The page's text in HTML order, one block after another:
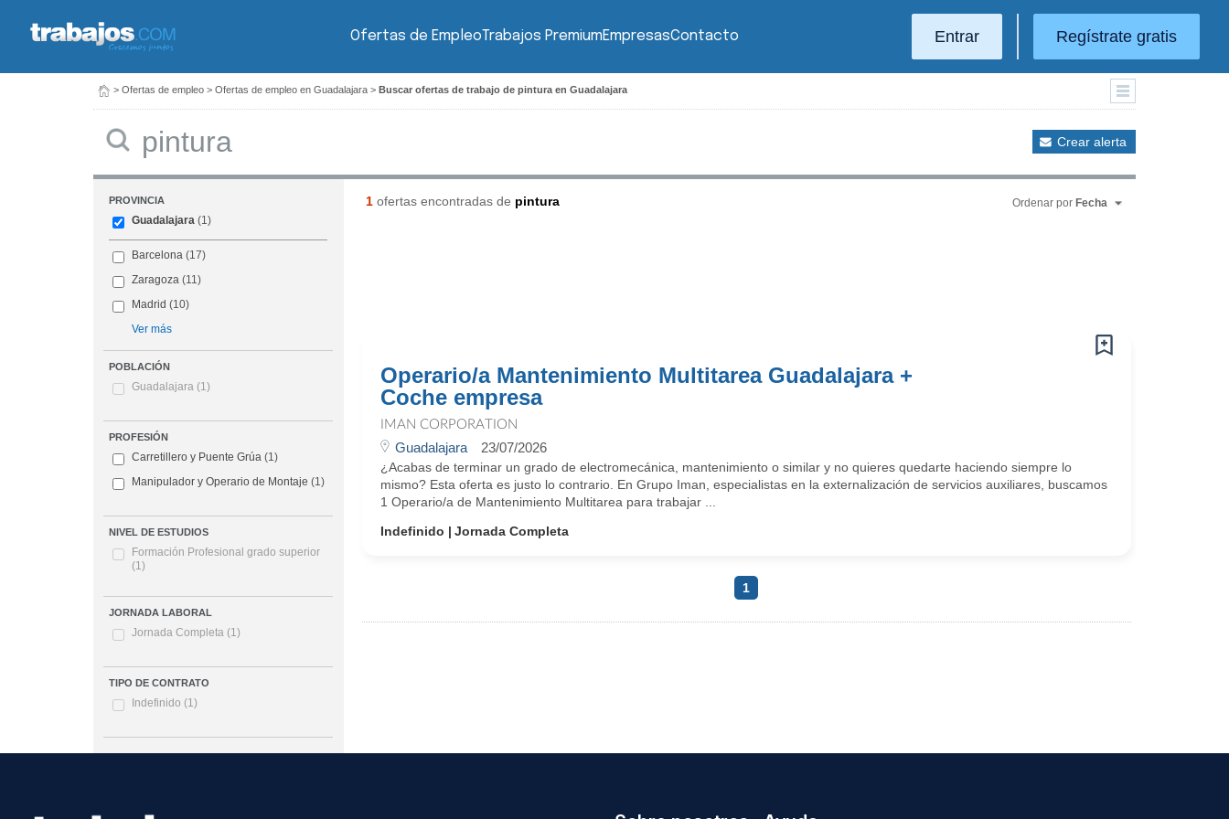
Ofertas de EmpleoTrabajos PremiumEmpresasContacto Entrar Regístrate gratis
> Ofertas de empleo > Ofertas de empleo en Guadalajara > Buscar ofertas de trabajo de pintura en Guadalajara
Crear alerta
PROVINCIA
Guadalajara (1)
Barcelona (17)
Zaragoza (11)
Madrid (10)
Ver más
POBLACIÓN
Guadalajara (1)
PROFESIÓN
Carretillero y Puente Grúa (1)
Manipulador y Operario de Montaje (1)
NIVEL DE ESTUDIOS
Formación Profesional grado superior
(1)
JORNADA LABORAL
Jornada Completa (1)
TIPO DE CONTRATO
Indefinido (1)
1ofertas encontradas de pintura Ordenar por Fecha
Operario/a Mantenimiento Multitarea Guadalajara +
Coche empresa
IMAN CORPORATION
Guadalajara 23/07/2026
¿Acabas de terminar un grado de electromecánica, mantenimiento o similar y no quieres quedarte haciendo siempre lo
mismo? Esta oferta es justo lo contrario. En Grupo Iman, especialistas en la externalización de servicios auxiliares, buscamos
1 Operario/a de Mantenimiento Multitarea para trabajar ...
Indefinido
Jornada Completa
1